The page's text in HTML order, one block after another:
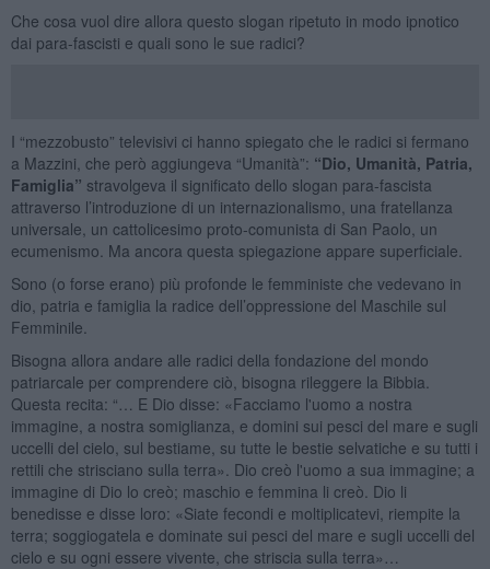
Che cosa vuol dire allora questo slogan ripetuto in modo ipnotico
dai para-fascisti e quali sono le sue radici?
I “mezzobusto” televisivi ci hanno spiegato che le radici si fermano
a Mazzini, che però aggiungeva “Umanità”: “Dio, Umanità, Patria,
Famiglia” stravolgeva il significato dello slogan para-fascista
attraverso l’introduzione di un internazionalismo, una fratellanza
universale, un cattolicesimo proto-comunista di San Paolo, un
ecumenismo. Ma ancora questa spiegazione appare superficiale.
Sono (o forse erano) più profonde le femministe che vedevano in
dio, patria e famiglia la radice dell’oppressione del Maschile sul
Femminile.
Bisogna allora andare alle radici della fondazione del mondo
patriarcale per comprendere ciò, bisogna rileggere la Bibbia.
Questa recita: “… E Dio disse: «Facciamo l'uomo a nostra
immagine, a nostra somiglianza, e domini sui pesci del mare e sugli
uccelli del cielo, sul bestiame, su tutte le bestie selvatiche e su tutti i
rettili che strisciano sulla terra». Dio creò l'uomo a sua immagine; a
immagine di Dio lo creò; maschio e femmina li creò. Dio li
benedisse e disse loro: «Siate fecondi e moltiplicatevi, riempite la
terra; soggiogatela e dominate sui pesci del mare e sugli uccelli del
cielo e su ogni essere vivente, che striscia sulla terra»…